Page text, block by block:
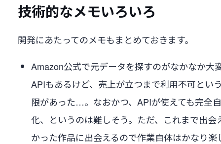
技術的なメモいろいろ
開発にあたってのメモもまとめておきます。
Amazon公式で元データを探すのがなかなか大
APIもあるけど、売上が立つまで利用不可とい
限があった…。なおかつ、APIが使えても完全
化、というのは難しそう。ただ、これまで出会
かった作品に出会えるので作業自体はかなり楽